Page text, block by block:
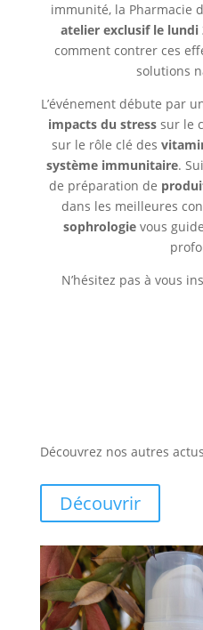
immunité, la Pharmacie
atelier exclusif le lundi
comment contrer ces
solutions
L’événement débute par
impacts du stresssur le
sur le rôle clé des
système immunitaire.
de préparation de
dans les meilleures
sophrologievous
N’hésitez pas à vous
Découvrez nos autres actus
Découvrir